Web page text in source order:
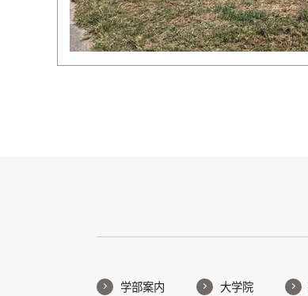
学部案内 大学院